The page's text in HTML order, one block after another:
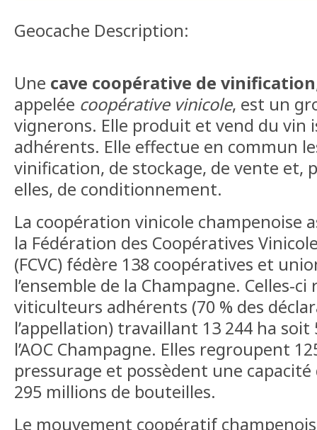
Geocache Description:
Une cave coopérative de vinification
appelée coopérative vinicole, est un
vignerons. Elle produit et vend du vin
adhérents. Elle effectue en commun
vinification, de stockage, de vente et,
elles, de conditionnement.
La coopération vinicole champenoise
la Fédération des Coopératives
(FCVC) fédère 138 coopératives et
l’ensemble de la Champagne. Celles-
viticulteurs adhérents (70 % des
l’appellation) travaillant 13 244 ha soit
l’AOC Champagne. Elles regroupent
pressurage et possèdent une capacité
295 millions de bouteilles.
Le mouvement coopératif